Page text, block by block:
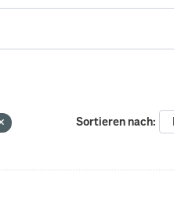
Sortieren nach